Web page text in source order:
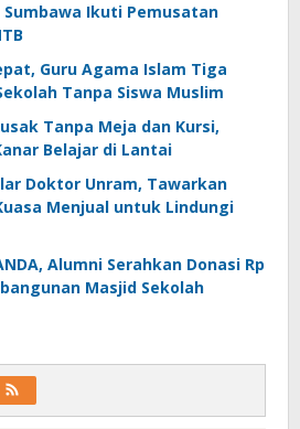
Sumbawa Ikuti Pemusatan
Guru Agama Islam Tiga
Tanpa Siswa Muslim
Tanpa Meja dan Kursi,
Belajar di Lantai
Doktor Unram, Tawarkan
Menjual untuk Lindungi
Alumni Serahkan Donasi Rp
Masjid Sekolah